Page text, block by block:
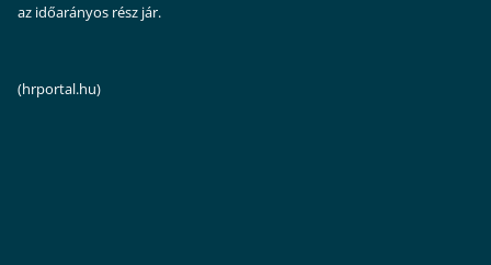
az időarányos rész jár.
(hrportal.hu)